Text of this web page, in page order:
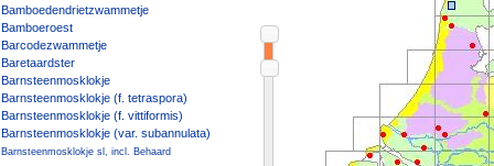
Bamboedendrietzwammetje
Bamboeroest
Barcodezwammetje
Baretaardster
Barnsteenmosklokje
Barnsteenmosklokje (f. tetraspora)
Barnsteenmosklokje (f. vittiformis)
Barnsteenmosklokje (var. subannulata)
Barnsteenmosklokje sl, incl. Behaard